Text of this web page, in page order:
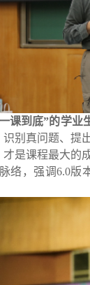
课到底”的学业
别真问题、提
是课程最大的成
络，强调6.0版